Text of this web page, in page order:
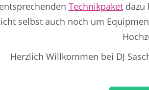
Technikpaketdazu
selbst auch noch um
Herzlich Willkommen bei DJ